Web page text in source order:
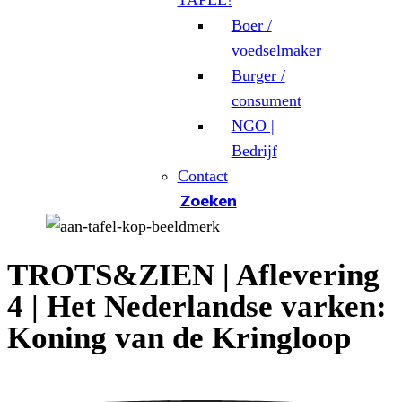
Boer /
voedselmaker
Burger /
consument
NGO |
Bedrijf
Contact
Zoeken
TROTS&ZIEN | Aflevering
4 | Het Nederlandse varken:
Koning van de Kringloop